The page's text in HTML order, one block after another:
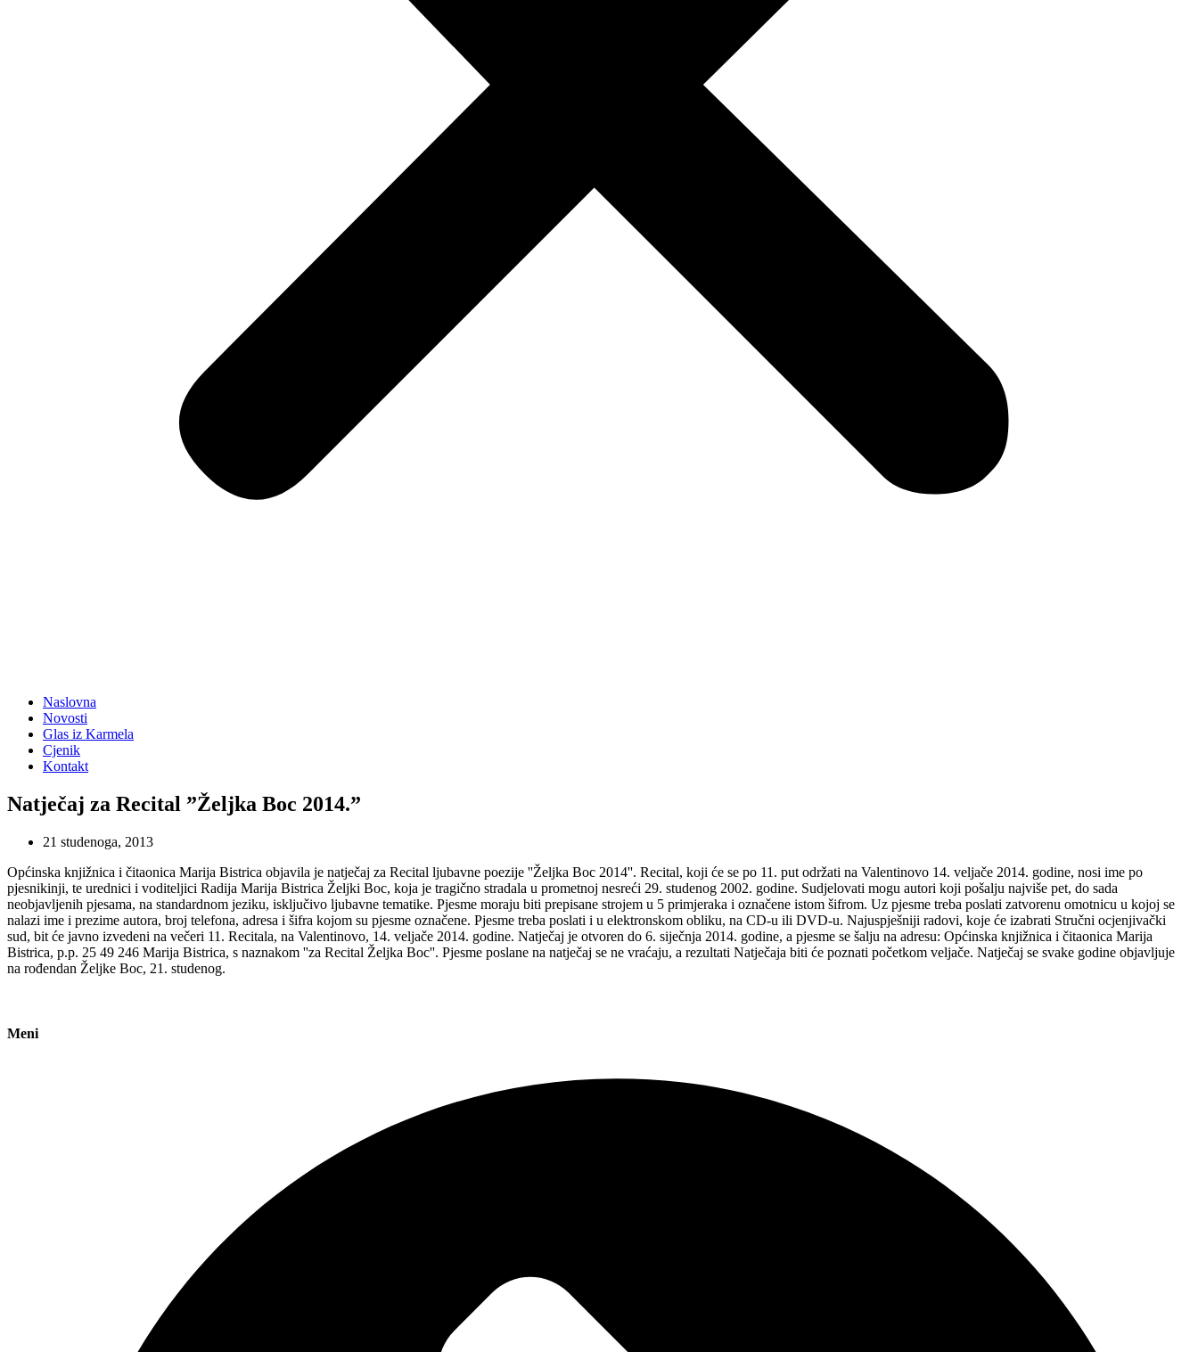
Naslovna
Novosti
Glas iz Karmela
Cjenik
Kontakt
Natječaj za Recital ”Željka Boc 2014.”
21 studenoga, 2013
Općinska knjižnica i čitaonica Marija Bistrica objavila je natječaj za Recital ljubavne poezije ''Željka Boc 2014''. Recital, koji će se po 11. put održati na Valentinovo 14. veljače 2014. godine, nosi ime po
pjesnikinji, te urednici i voditeljici Radija Marija Bistrica Željki Boc, koja je tragično stradala u prometnoj nesreći 29. studenog 2002. godine. Sudjelovati mogu autori koji pošalju najviše pet, do sada
neobjavljenih pjesama, na standardnom jeziku, isključivo ljubavne tematike. Pjesme moraju biti prepisane strojem u 5 primjeraka i označene istom šifrom. Uz pjesme treba poslati zatvorenu omotnicu u kojoj se
nalazi ime i prezime autora, broj telefona, adresa i šifra kojom su pjesme označene. Pjesme treba poslati i u elektronskom obliku, na CD-u ili DVD-u. Najuspješniji radovi, koje će izabrati Stručni ocjenjivački
sud, bit će javno izvedeni na večeri 11. Recitala, na Valentinovo, 14. veljače 2014. godine. Natječaj je otvoren do 6. siječnja 2014. godine, a pjesme se šalju na adresu: Općinska knjižnica i čitaonica Marija
Bistrica, p.p. 25 49 246 Marija Bistrica, s naznakom ''za Recital Željka Boc''. Pjesme poslane na natječaj se ne vraćaju, a rezultati Natječaja biti će poznati početkom veljače. Natječaj se svake godine objavljuje
na rođendan Željke Boc, 21. studenog.
Meni